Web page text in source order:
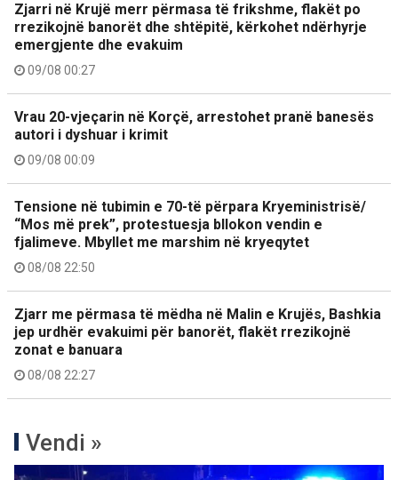
Zjarri në Krujë merr përmasa të frikshme, flakët po
rrezikojnë banorët dhe shtëpitë, kërkohet ndërhyrje
emergjente dhe evakuim
09/08 00:27
Vrau 20-vjeçarin në Korçë, arrestohet pranë banesës
autori i dyshuar i krimit
09/08 00:09
Tensione në tubimin e 70-të përpara Kryeministrisë/
“Mos më prek”, protestuesja bllokon vendin e
fjalimeve. Mbyllet me marshim në kryeqytet
08/08 22:50
Zjarr me përmasa të mëdha në Malin e Krujës, Bashkia
jep urdhër evakuimi për banorët, flakët rrezikojnë
zonat e banuara
08/08 22:27
Vendi »